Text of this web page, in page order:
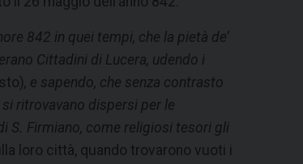
842 in quei tempi, che la pietà de’
Cittadini di Lucera, udendo i
, e sapendo, che senza contrasto
si ritrovavano dispersi per le
S. Firmiano, come religiosi tesori gli
loro città, quando trovarono vuoti i